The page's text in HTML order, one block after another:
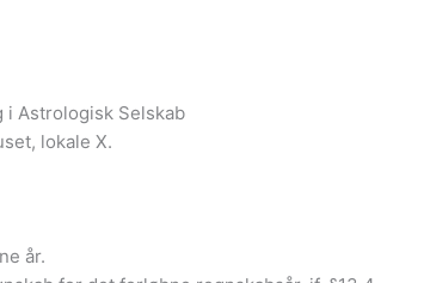
i Astrologisk Selskab
lokale X.
år.